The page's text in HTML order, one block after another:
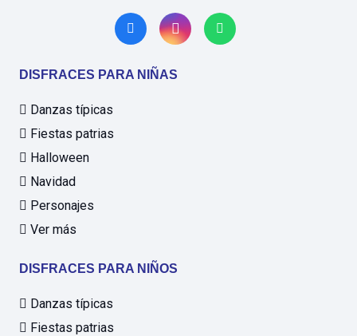
DISFRACES PARA NIÑAS
Danzas típicas
Fiestas patrias
Halloween
Navidad
Personajes
Ver más
DISFRACES PARA NIÑOS
Danzas típicas
Fiestas patrias